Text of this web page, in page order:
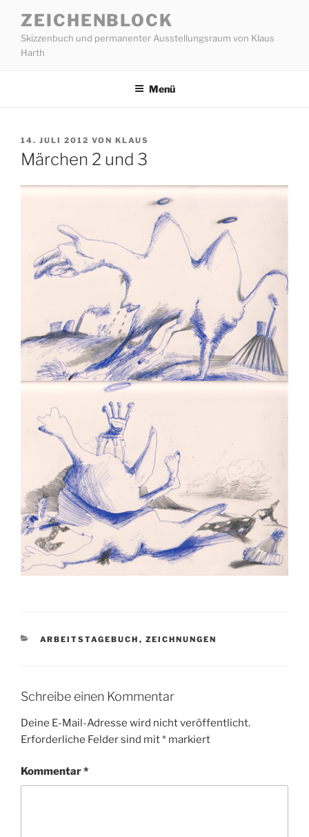
Inhalt
springen
ZEICHENBLOCK
Skizzenbuch und permanenter Ausstellungsraum von Klaus
Harth
Menü
VERÖFFENTLICHT
AM
14. JULI 2012 VON KLAUS
Märchen 2 und 3
KATEGORIEN
ARBEITSTAGEBUCH , ZEICHNUNGEN
Schreibe einen Kommentar
Deine E-Mail-Adresse wird nicht veröffentlicht.
Erforderliche Felder sind mit* markiert
Kommentar*